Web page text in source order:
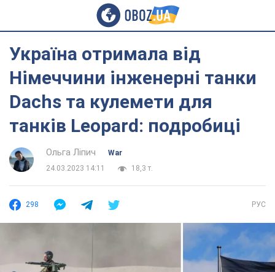
Україна отримала від
Німеччини інженерні танки
Dachs та кулемети для
танків Leopard: подробиці
Ольга Ліпич
War
24.03.2023 14:11
18,3 т.
298 РУС